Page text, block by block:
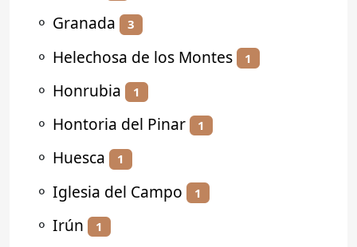
⚬ Granada 3
⚬ Helechosa de los Montes 1
⚬ Honrubia 1
⚬ Hontoria del Pinar 1
⚬ Huesca 1
⚬ Iglesia del Campo 1
⚬ Irún 1